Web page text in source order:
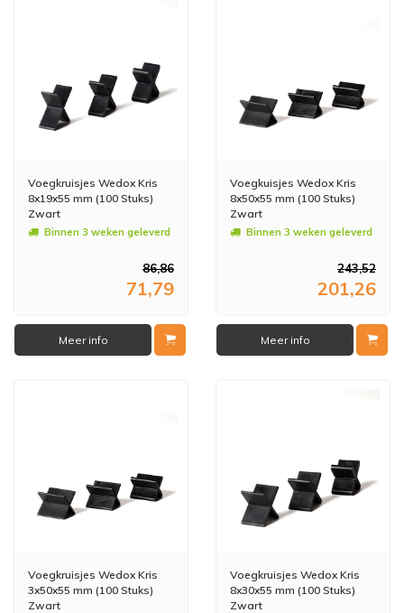
Voegkruisjes Wedox Kris
8x19x55 mm (100 Stuks)
Zwart
Binnen 3 weken geleverd
86,86
71,79
Meer info
Voegkuisjes Wedox Kris
8x50x55 mm (100 Stuks)
Zwart
Binnen 3 weken geleverd
243,52
201,26
Meer info
Voegkruisjes Wedox Kris
3x50x55 mm (100 Stuks)
Zwart
Voegkruisjes Wedox Kris
8x30x55 mm (100 Stuks)
Zwart